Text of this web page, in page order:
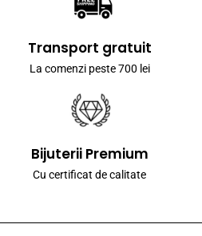
Transport gratuit
La comenzi peste 700 lei
Bijuterii Premium
Cu certificat de calitate